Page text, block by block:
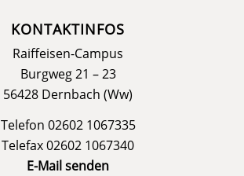
KONTAKTINFOS
Raiffeisen-Campus
Burgweg 21 – 23
56428 Dernbach (Ww)
Telefon 02602 1067335
Telefax 02602 1067340
E-Mail senden